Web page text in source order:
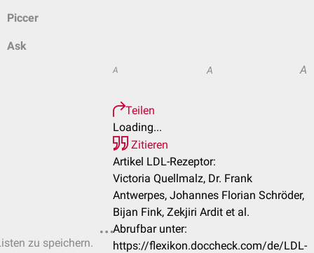
Piccer
Ask
zu speichern.
A A A
Teilen
Loading...
Zitieren
Artikel LDL-Rezeptor:
Victoria Quellmalz, Dr. Frank
Antwerpes, Johannes Florian Schröder,
Bijan Fink, Zekjiri Ardit et al.
Abrufbar unter:
https://flexikon.doccheck.com/de/LDL-